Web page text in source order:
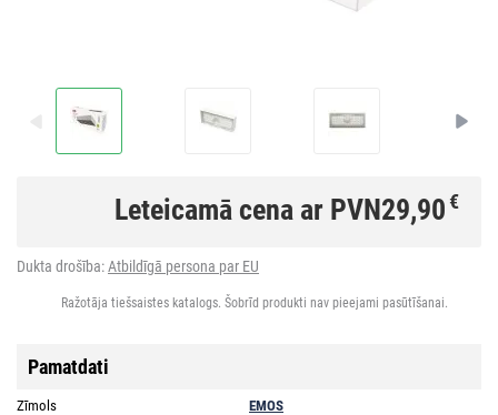
Leteicamā cena ar PVN29,90€
Dukta drošība:Atbildīgā persona par EU
Ražotāja tiešsaistes katalogs. Šobrīd produkti nav pieejami pasūtīšanai.
Pamatdati
Zīmols
EMOS